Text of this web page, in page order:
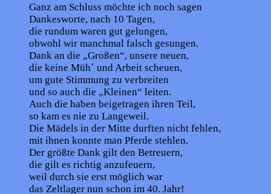
Ganz am Schluss möchte ich noch sagen
Dankesworte, nach 10 Tagen,
die rundum waren gut gelungen,
obwohl wir manchmal falsch gesungen.
Dank an die „Großen“, unsere neuen,
die keine Müh´ und Arbeit scheuen,
um gute Stimmung zu verbreiten
und so auch die „Kleinen“ leiten.
Auch die haben beigetragen ihren Teil,
so kam es nie zu Langeweil.
Die Mädels in der Mitte durften nicht fehlen,
mit ihnen konnte man Pferde stehlen.
Der größte Dank gilt den Betreuern,
die gilt es richtig anzufeuern,
weil durch sie erst möglich war
das Zeltlager nun schon im 40. Jahr!